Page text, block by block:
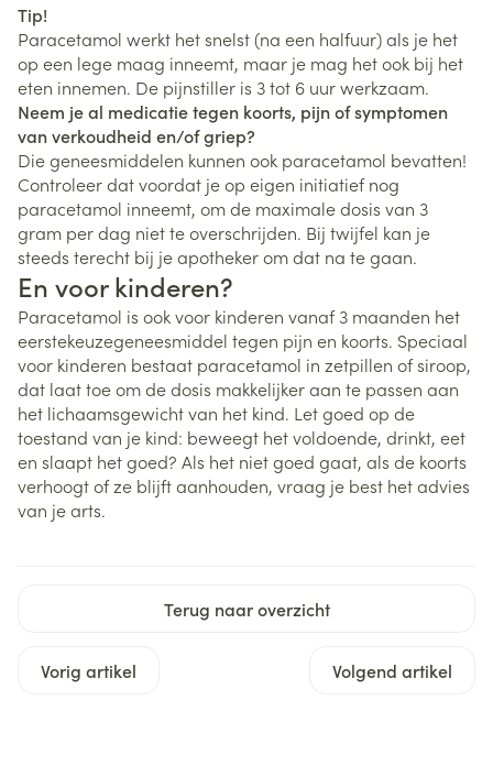
Tip!
Paracetamol werkt het snelst (na een halfuur) als je het
op een lege maag inneemt, maar je mag het ook bij het
eten innemen. De pijnstiller is 3 tot 6 uur werkzaam.
Neem je al medicatie tegen koorts, pijn of symptomen
van verkoudheid en/of griep?
Die geneesmiddelen kunnen ook paracetamol bevatten!
Controleer dat voordat je op eigen initiatief nog
paracetamol inneemt, om de maximale dosis van 3
gram per dag niet te overschrijden. Bij twijfel kan je
steeds terecht bij je apotheker om dat na te gaan.
En voor kinderen?
Paracetamol is ook voor kinderen vanaf 3 maanden het
eerstekeuzegeneesmiddel tegen pijn en koorts. Speciaal
voor kinderen bestaat paracetamol in zetpillen of siroop,
dat laat toe om de dosis makkelijker aan te passen aan
het lichaamsgewicht van het kind. Let goed op de
toestand van je kind: beweegt het voldoende, drinkt, eet
en slaapt het goed? Als het niet goed gaat, als de koorts
verhoogt of ze blijft aanhouden, vraag je best het advies
van je arts.
Terug naar overzicht
Vorig artikel Volgend artikel